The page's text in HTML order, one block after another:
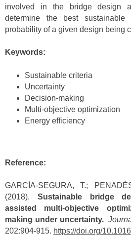
involved in the bridge design
determine the best
probability of a given design being
Keywords:
Sustainable criteria
Uncertainty
Decision-making
Multi-objective optimization
Energy efficiency
Reference:
GARCÍA-SEGURA, T.;
(2018). Sustainable bridge
assisted multi-objective
making under uncertainty.
202:904-915. https://doi.org/